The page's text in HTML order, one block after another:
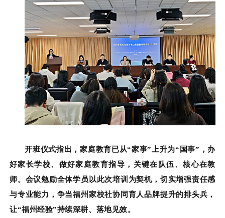
开班仪式指出，家庭教育已从“家事”上升为“国事”，办
好家长学校、做好家庭教育指导，关键在队伍、核心在教
师。会议勉励全体学员以此次培训为契机，切实增强责任感
与专业能力，争当福州家校社协同育人品牌提升的排头兵，
让“福州经验”持续深耕、落地见效。